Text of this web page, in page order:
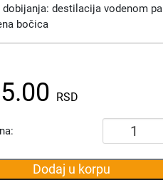
dobijanja: destilacija vodenom
bočica
RSD
Eterra
Menta
ulje
20ml
Dodaj u korpu